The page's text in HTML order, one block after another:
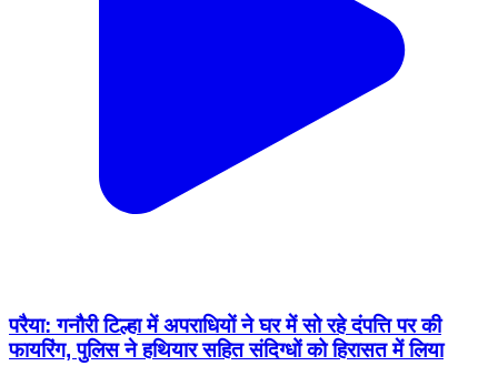
परैया: गनौरी टिल्हा में अपराधियों ने घर में सो रहे दंपत्ति पर की
फायरिंग, पुलिस ने हथियार सहित संदिग्धों को हिरासत में लिया